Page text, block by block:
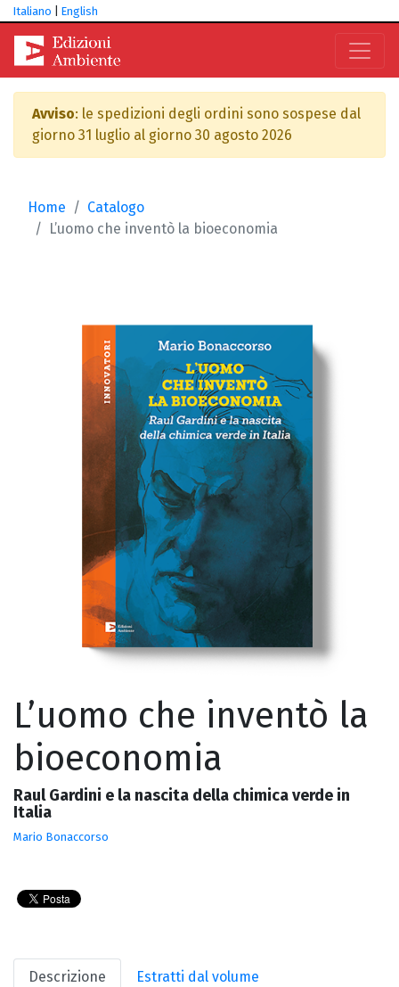
Italiano English
Avviso: le spedizioni degli ordini sono sospese dal
giorno 31 luglio al giorno 30 agosto 2026
Home
Catalogo
L’uomo che inventò la bioeconomia
L’uomo che inventò la
bioeconomia
Raul Gardini e la nascita della chimica verde in
Italia
Mario Bonaccorso
Descrizione Estratti dal volume